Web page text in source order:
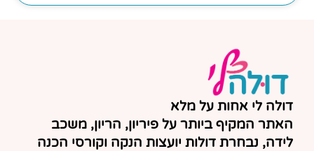
דולה לי אחות על מלא
האתר המקיף ביותר על פיריון, הריון, משכב
לידה, נבחרת דולות יועצות הנקה וקורסי הכנה